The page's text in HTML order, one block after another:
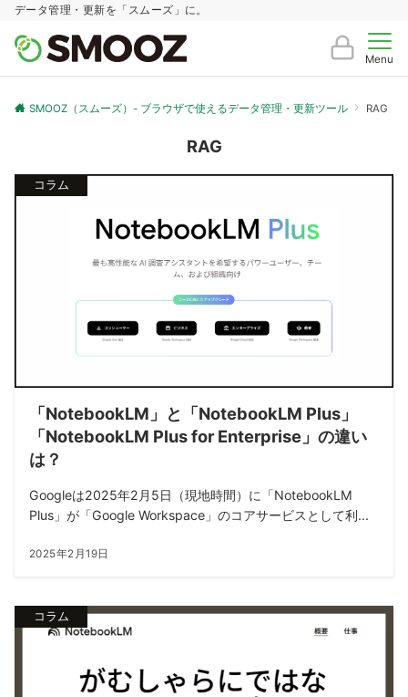
データ管理・更新を「スムーズ」に。
Menu
SMOOZ（スムーズ）- ブラウザで使えるデータ管理・更新ツール RAG
RAG
コラム
「NotebookLM」と「NotebookLM Plus」
「NotebookLM Plus for Enterprise」の違い
は？
Googleは2025年2月5日（現地時間）に「NotebookLM
Plus」が「Google Workspace」のコアサービスとして利...
2025年2月19日
コラム